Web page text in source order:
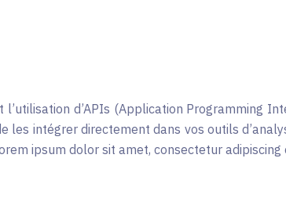
d’APIs (Application Programming
intégrer directement dans vos outils
ipsum dolor sit amet, consectetur adipiscing